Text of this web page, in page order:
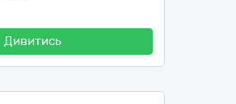
Дивитись